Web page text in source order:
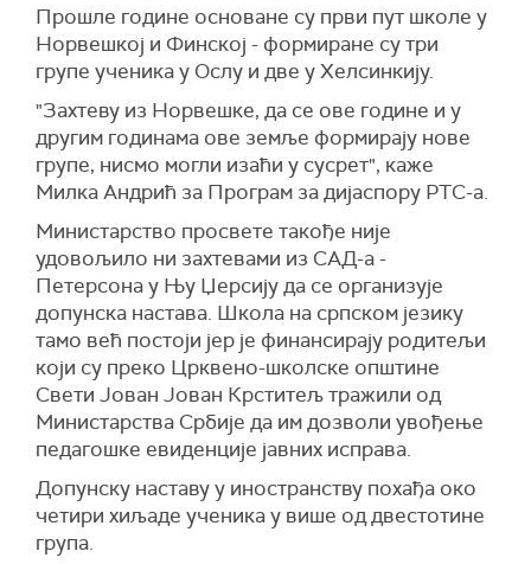
Прошле године основане су први пут школе у
Норвешкој и Финској - формиране су три
групе ученика у Ослу и две у Хелсинкију.
"Захтеву из Норвешке, да се ове године и у
другим годинама ове земље формирају нове
групе, нисмо могли изаћи у сусрет", каже
Милка Андрић за Програм за дијаспору РТС-а.
Министарство просвете такође није
удовољило ни захтевами из САД-а -
Петерсона у Њу Џерсију да се организује
допунска настава. Школа на српском језику
тамо већ постоји јер је финансирају родитељи
који су преко Црквено-школске општине
Свети Јован Јован Крститељ тражили од
Министарства Србије да им дозволи увођење
педагошке евиденције јавних исправа.
Допунску наставу у иностранству похађа око
четири хиљаде ученика у више од двестотине
група.